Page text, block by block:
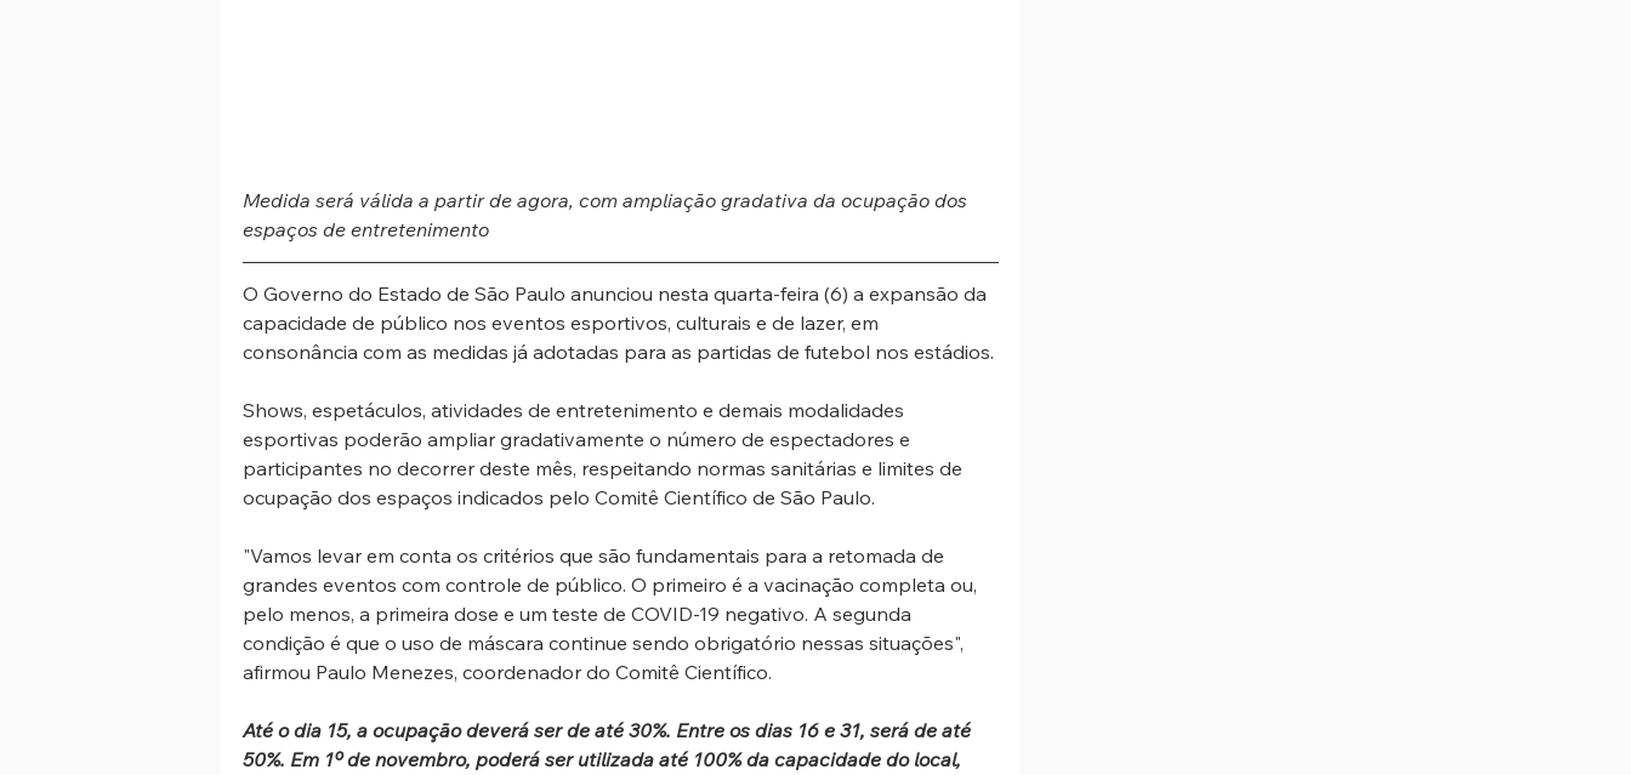
Medida será válida a partir de agora, com ampliação gradativa da ocupação dos
espaços de entretenimento
O Governo do Estado de São Paulo anunciou nesta quarta-feira (6) a expansão da
capacidade de público nos eventos esportivos, culturais e de lazer, em
consonância com as medidas já adotadas para as partidas de futebol nos estádios.
Shows, espetáculos, atividades de entretenimento e demais modalidades
esportivas poderão ampliar gradativamente o número de espectadores e
participantes no decorrer deste mês, respeitando normas sanitárias e limites de
ocupação dos espaços indicados pelo Comitê Científico de São Paulo.
"Vamos levar em conta os critérios que são fundamentais para a retomada de
grandes eventos com controle de público. O primeiro é a vacinação completa ou,
pelo menos, a primeira dose e um teste de COVID-19 negativo. A segunda
condição é que o uso de máscara continue sendo obrigatório nessas situações",
afirmou Paulo Menezes, coordenador do Comitê Científico.
Até o dia 15, a ocupação deverá ser de até 30%. Entre os dias 16 e 31, será de até
50%. Em 1º de novembro, poderá ser utilizada até 100% da capacidade do local,